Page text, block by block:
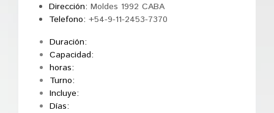
Dirección: Moldes 1992 CABA
Telefono: +54-9-11-2453-7370
Duración:
Capacidad:
horas:
Turno:
Incluye:
Días: